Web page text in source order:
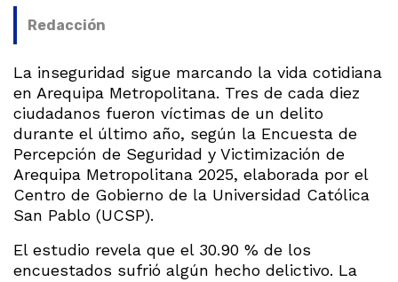
Redacción
La inseguridad sigue marcando la vida cotidiana
en Arequipa Metropolitana. Tres de cada diez
ciudadanos fueron víctimas de un delito
durante el último año, según la Encuesta de
Percepción de Seguridad y Victimización de
Arequipa Metropolitana 2025, elaborada por el
Centro de Gobierno de la Universidad Católica
San Pablo (UCSP).
El estudio revela que el 30.90 % de los
encuestados sufrió algún hecho delictivo. La